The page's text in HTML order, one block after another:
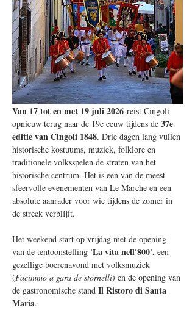
Van 17 tot en met 19 juli 2026 reist Cingoli
opnieuw terug naar de 19e eeuw tijdens de 37e
editie van Cingoli 1848. Drie dagen lang vullen
historische kostuums, muziek, folklore en
traditionele volksspelen de straten van het
historische centrum. Het is een van de meest
sfeervolle evenementen van Le Marche en een
absolute aanrader voor wie tijdens de zomer in
de streek verblijft.
Het weekend start op vrijdag met de opening
van de tentoonstelling 'La vita nell'800', een
gezellige boerenavond met volksmuziek
(Facimmo a gara de stornelli) en de opening van
de gastronomische stand Il Ristoro di Santa
Maria.